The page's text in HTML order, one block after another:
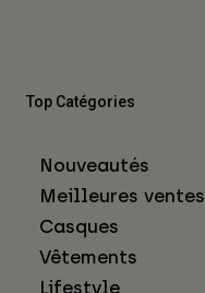
Top Catégories
Nouveautés
Meilleures ventes
Casques
Vêtements
Lifestyle